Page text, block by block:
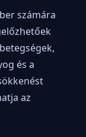
számára
és a
az